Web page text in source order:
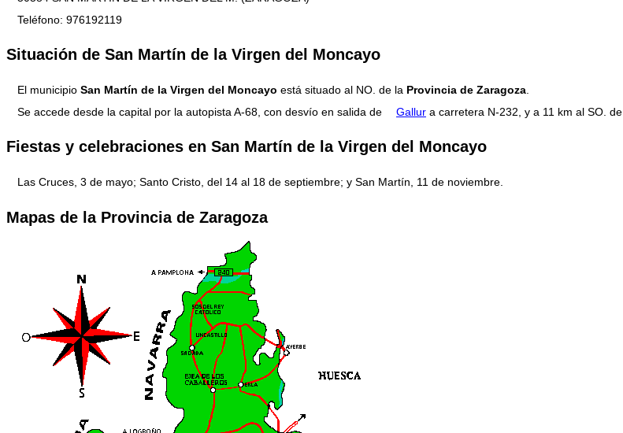
Teléfono: 976192119
Situación de San Martín de la Virgen del Moncayo
El municipio San Martín de la Virgen del Moncayo está situado al NO. de la Provincia de Zaragoza
Se accede desde la capital por la autopista A-68, con desvío en salida de
Gallur a carretera N-232, y a 11 km al SO. de
Fiestas y celebraciones en San Martín de la Virgen del Moncayo
Las Cruces, 3 de mayo; Santo Cristo, del 14 al 18 de septiembre; y San Martín, 11 de noviembre.
Mapas de la Provincia de Zaragoza